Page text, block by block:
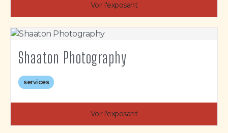
Voir l'exposant
Shaaton Photography
services
Voir l'exposant